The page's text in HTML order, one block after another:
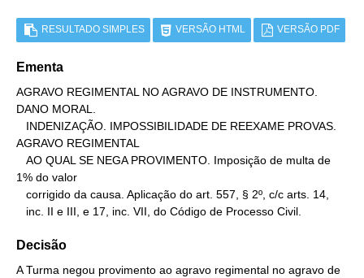
RESULTADO SIMPLES VERSÃO HTML VERSÃO PDF
Ementa
AGRAVO REGIMENTAL NO AGRAVO DE INSTRUMENTO.
DANO MORAL.
AGRAVO REGIMENTAL
1% do valor
   inc. II e III, e 17, inc. VII, do Código de Processo Civil.
Decisão
A Turma negou provimento ao agravo regimental no agravo de